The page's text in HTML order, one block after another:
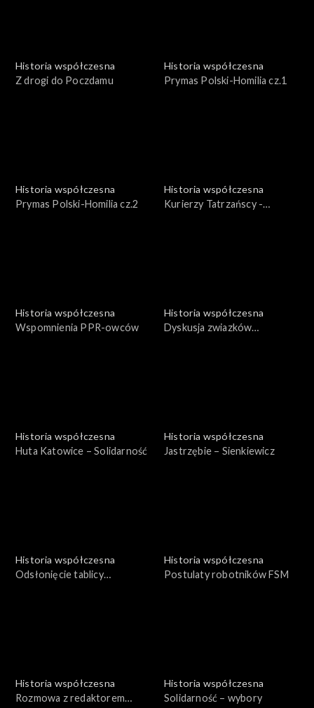
Historia współczesna
Z drogi do Poczdamu
Historia współczesna
Prymas Polski-Homilia cz.1
Historia współczesna
Prymas Polski-Homilia cz.2
Historia współczesna
Kurierzy Tatrzańscy -
Historia współczesna
Wspomnienia PPR-owców
Historia współczesna
Dyskusja zwiazków
Historia współczesna
Huta Katowice – Solidarność
Historia współczesna
Jastrzębie – Sienkiewicz
Historia współczesna
Odsłonięcie tablicy
Historia współczesna
Postulaty robotników FSM
Historia współczesna
Rozmowa z redaktorem
Historia współczesna
Solidarność – wybory